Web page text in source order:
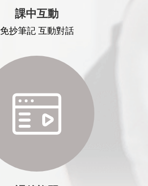
課中互動
免抄筆記 互動對話